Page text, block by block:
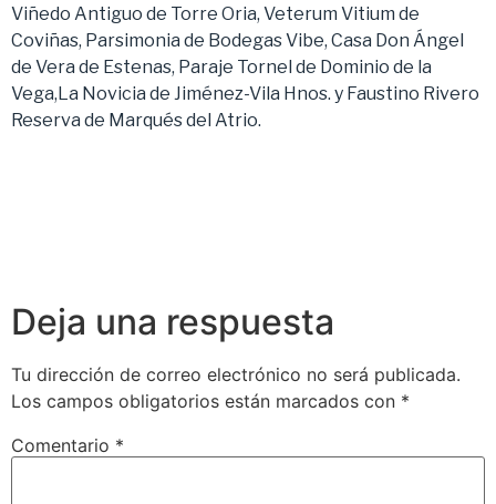
Viñedo Antiguo de Torre Oria, Veterum Vitium de
Coviñas, Parsimonia de Bodegas Vibe, Casa Don Ángel
de Vera de Estenas, Paraje Tornel de Dominio de la
Vega,La Novicia de Jiménez-Vila Hnos. y Faustino Rivero
Reserva de Marqués del Atrio.
Deja una respuesta
Tu dirección de correo electrónico no será publicada.
Los campos obligatorios están marcados con *
Comentario *